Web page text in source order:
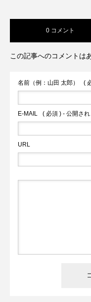
プン
対話
を申請
0 コメント
この記事へのコメントは
名前（例：山田 太郎） (
E-MAIL ( 必須 ) - 公開さ
URL